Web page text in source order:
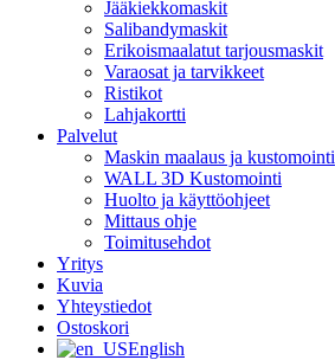
Jääkiekkomaskit
Salibandymaskit
Erikoismaalatut tarjousmaskit
Varaosat ja tarvikkeet
Ristikot
Lahjakortti
Palvelut
Maskin maalaus ja kustomointi
WALL 3D Kustomointi
Huolto ja käyttöohjeet
Mittaus ohje
Toimitusehdot
Yritys
Kuvia
Yhteystiedot
Ostoskori
English